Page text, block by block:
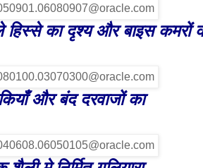
हिस्से का दृश्य और बाइस कमरों
और बंद दरवाजों का